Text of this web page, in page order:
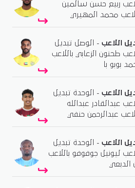
ربيع حسن سالمين
محمد المهيري
اللاعب - الوصل تبديل
طحنون الزعابي باللاعب
بوبو با
اللاعب - الوحدة تبديل
عبدالقادر عبدالله
عبدالرحمن حنفي
اللاعب - الوحدة تبديل
ليونيل جوفوفو باللاعب
الدبعي